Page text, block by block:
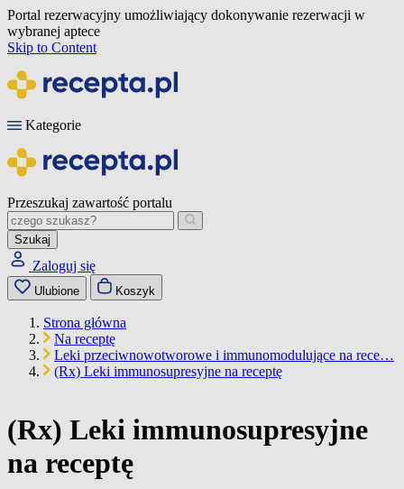
Portal rezerwacyjny umożliwiający dokonywanie rezerwacji w
wybranej aptece
Skip to Content
Kategorie
Przeszukaj zawartość portalu
Szukaj
Zaloguj się
Ulubione Koszyk
Strona główna
Na receptę
Leki przeciwnowotworowe i immunomodulujące na rece…
(Rx) Leki immunosupresyjne na receptę
(Rx) Leki immunosupresyjne
na receptę